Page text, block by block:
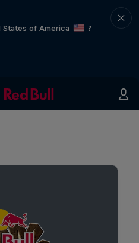
States of America
?